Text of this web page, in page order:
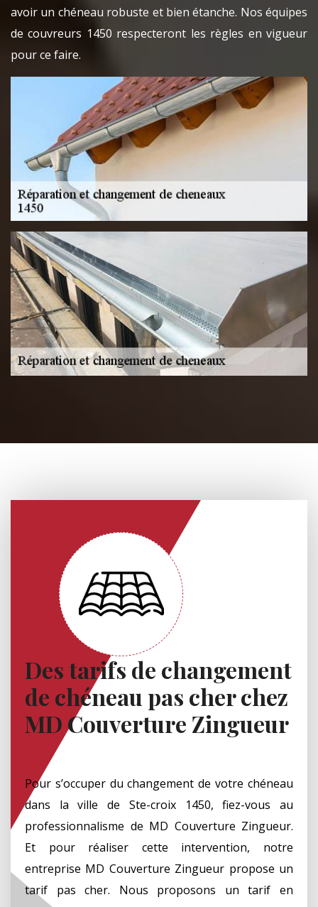
avoir un chéneau robuste et bien étanche. Nos équipes
de couvreurs 1450 respecteront les règles en vigueur
pour ce faire.
Des tarifs de changement
de chéneau pas cher chez
MD Couverture Zingueur
Pour s’occuper du changement de votre chéneau
dans la ville de Ste-croix 1450, fiez-vous au
professionnalisme de MD Couverture Zingueur.
Et pour réaliser cette intervention, notre
entreprise MD Couverture Zingueur propose un
tarif pas cher. Nous proposons un tarif en